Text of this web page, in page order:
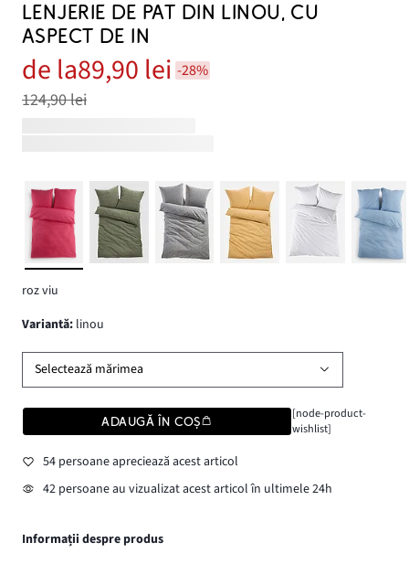
LENJERIE DE PAT DIN LINOU, CU
ASPECT DE IN
de la89,90 lei -28%
124,90 lei
roz viu
variantă: linou
Selectează mărimea
ADAUGĂ ÎN COȘ
[node-product-
wishlist]
54 persoane apreciează acest articol
42 persoane au vizualizat acest articol în ultimele 24h
Informații despre produs